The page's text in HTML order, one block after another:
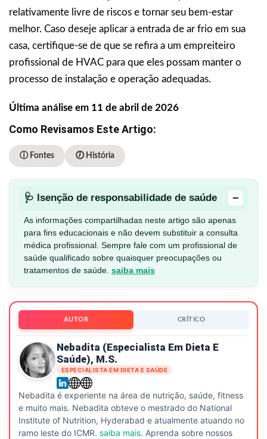
relativamente livre de riscos e tornar seu bem-estar
melhor. Caso deseje aplicar a entrada de ar frio em sua
casa, certifique-se de que se refira a um empreiteiro
profissional de HVAC para que eles possam manter o
processo de instalação e operação adequadas.
Última análise em 11 de abril de 2026
Como Revisamos Este Artigo:
ⓘ Fontes 🕖 História
🩺 Isenção de responsabilidade de saúde −
As informações compartilhadas neste artigo são apenas
para fins educacionais e não devem substituir a consulta
médica profissional. Sempre fale com um profissional de
saúde qualificado sobre quaisquer preocupações ou
tratamentos de saúde. saiba mais
AUTOR CRÍTICO
Nebadita (especialista Em Dieta E
Saúde), M.S.
ESPECIALISTA EM DIETA E SAÚDE
Nebadita é experiente na área de nutrição, saúde, fitness
e muito mais. Nebadita obteve o mestrado do National
Institute of Nutrition, Hyderabad e atualmente atuando no
ramo leste do ICMR. saiba mais. Aprenda sobre nossos